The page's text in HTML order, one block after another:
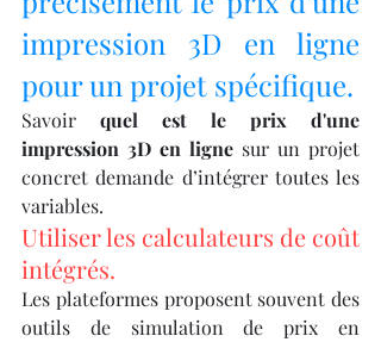
impression 3D en ligne
pour un projet spécifique.
Savoir quel est le prix d'une
impression 3D en ligne sur un projet
concret demande d’intégrer toutes les
variables.
Utiliser les calculateurs de coût
intégrés.
Les plateformes proposent souvent des
outils de simulation de prix en